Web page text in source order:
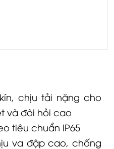
chịu tải nặng cho
và đòi hỏi cao
tiêu chuẩn IP65
va đập cao, chống